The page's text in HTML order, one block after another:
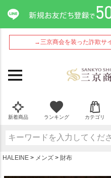
→三京商会を装った詐欺サ
新着商品 ランキング カテゴリ
HALEINE メンズ 財布